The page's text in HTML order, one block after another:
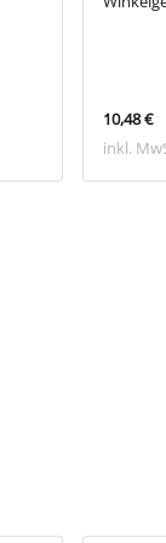
10,48 €
inkl.